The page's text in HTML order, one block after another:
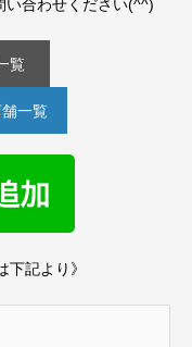
い合わせください(^^)
覧
一覧
下記より》